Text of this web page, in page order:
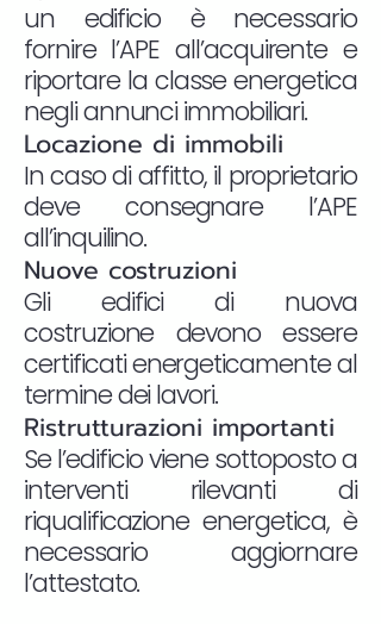
un edificio è necessario
fornire l’APE all’acquirente e
riportare la classe energetica
negli annunci immobiliari.
Locazione di immobili
In caso di affitto, il proprietario
deve consegnare l’APE
all’inquilino.
Nuove costruzioni
Gli edifici di nuova
costruzione devono essere
certificati energeticamente al
termine dei lavori.
Ristrutturazioni importanti
Se l’edificio viene sottoposto a
interventi rilevanti di
riqualificazione energetica, è
necessario aggiornare
l’attestato.